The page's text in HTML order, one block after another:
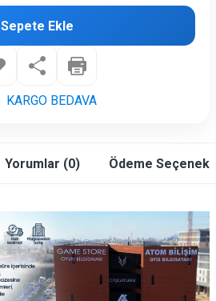
Sepete Ekle
KARGO BEDAVA
Yorumlar (0) Ödeme